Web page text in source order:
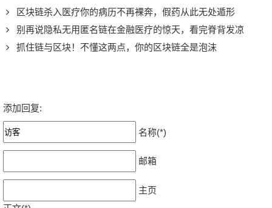
区块链杀入医疗你的病历不再裸奔，假药从此无处遁形
别再说隐私无用匿名链在金融医疗的惊天，看完脊背发凉
抓住链与区块！不懂这两点，你的区块链全是泡沫
添加回复:
名称(*)
邮箱
主页